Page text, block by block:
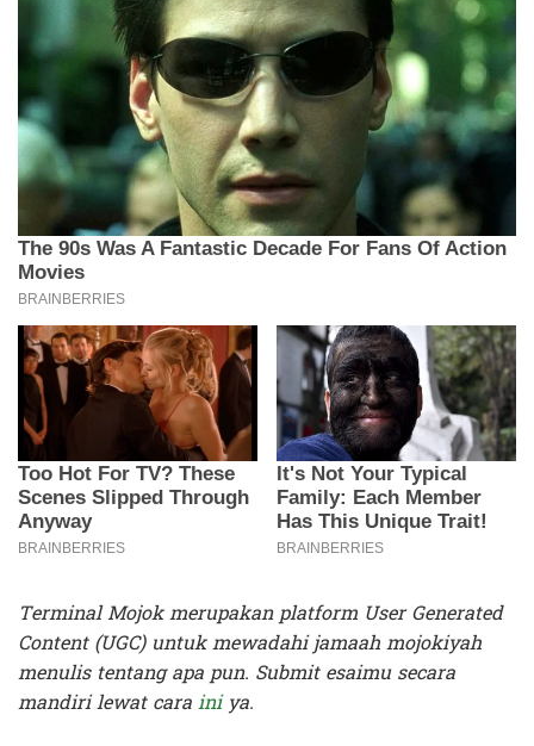
Terminal Mojok merupakan platform User Generated
Content (UGC) untuk mewadahi jamaah mojokiyah
menulis tentang apa pun. Submit esaimu secara
mandiri lewat carainiya.